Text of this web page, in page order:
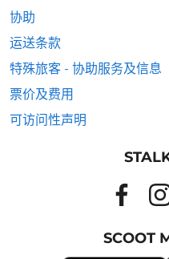
协助
运送条款
特殊旅客 - 协助服务及信息
票价及费用
可访问性声明
SCOOT